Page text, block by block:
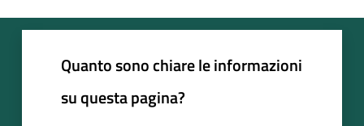
Quanto sono chiare le informazioni
su questa pagina?